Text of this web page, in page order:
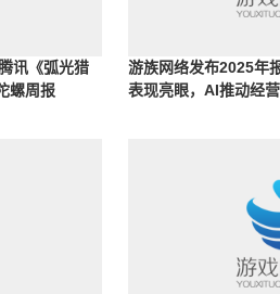
讯《弧光猎
螺周报
游族网络发布2025年
表现亮眼，AI推动经